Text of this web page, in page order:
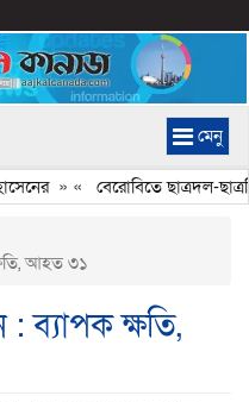
মেনু
» « বেরোবিতে ছাত্রদল-
আহত ৩১
ব্যাপক ক্ষতি,